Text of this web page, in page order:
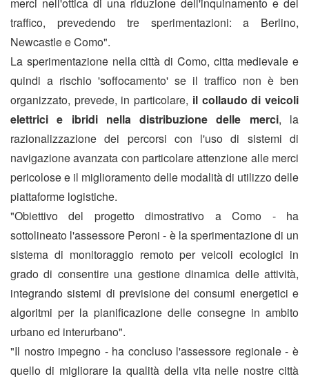
merci nell'ottica di una riduzione dell'inquinamento e del
traffico, prevedendo tre sperimentazioni: a Berlino,
Newcastle e Como".
La sperimentazione nella città di Como, citta medievale e
quindi a rischio 'soffocamento' se il traffico non è ben
organizzato, prevede, in particolare, il collaudo di veicoli
elettrici e ibridi nella distribuzione delle merci, la
razionalizzazione dei percorsi con l'uso di sistemi di
navigazione avanzata con particolare attenzione alle merci
pericolose e il miglioramento delle modalità di utilizzo delle
piattaforme logistiche.
"Obiettivo del progetto dimostrativo a Como - ha
sottolineato l'assessore Peroni - è la sperimentazione di un
sistema di monitoraggio remoto per veicoli ecologici in
grado di consentire una gestione dinamica delle attività,
integrando sistemi di previsione dei consumi energetici e
algoritmi per la pianificazione delle consegne in ambito
urbano ed interurbano".
"Il nostro impegno - ha concluso l'assessore regionale - è
quello di migliorare la qualità della vita nelle nostre città